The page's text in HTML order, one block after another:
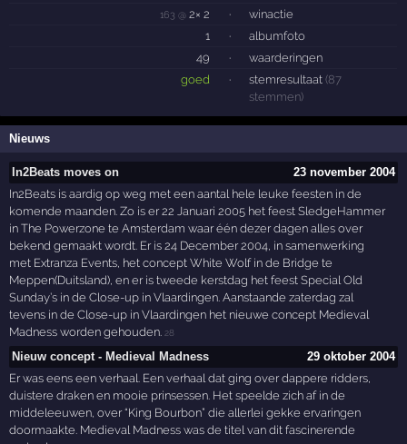
163 @ 2× 2 ·
winactie
1
·
albumfoto
49
·
waarderingen
goed
· stemresultaat (87
stemmen)
Nieuws
In2Beats moves on
23 november 2004
In2Beats is aardig op weg met een aantal hele leuke feesten in de
komende maanden. Zo is er 22 Januari 2005 het feest SledgeHammer
in The Powerzone te Amsterdam waar één dezer dagen alles over
bekend gemaakt wordt. Er is 24 December 2004, in samenwerking
met Extranza Events, het concept White Wolf in de Bridge te
Meppen(Duitsland), en er is tweede kerstdag het feest Special Old
Sunday’s in de Close-up in Vlaardingen. Aanstaande zaterdag zal
tevens in de Close-up in Vlaardingen het nieuwe concept Medieval
Madness worden gehouden.28
Nieuw concept - Medieval Madness
29 oktober 2004
Er was eens een verhaal. Een verhaal dat ging over dappere ridders,
duistere draken en mooie prinsessen. Het speelde zich af in de
middeleeuwen, over “King Bourbon” die allerlei gekke ervaringen
doormaakte. Medieval Madness was de titel van dit fascinerende